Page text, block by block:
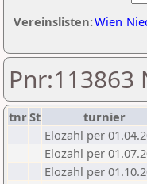
Vereinslisten:Wien
Pnr:113863
tnrSt turnier
Elozahl per
Elozahl per
Elozahl per